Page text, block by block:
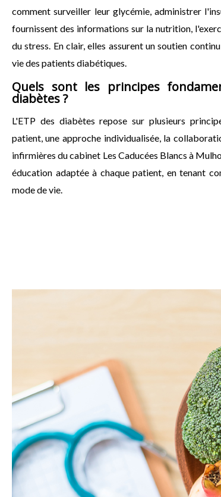
comment surveiller leur glycémie, administrer
fournissent des informations sur la nutrition,
du stress. En clair, elles assurent un soutien
vie des patients diabétiques.
Quels sont les principes
diabètes ?
L'ETP des diabètes repose sur plusieurs
patient, une approche individualisée, la
infirmières du cabinet Les Caducées Blancs à
éducation adaptée à chaque patient, en tenant
mode de vie.